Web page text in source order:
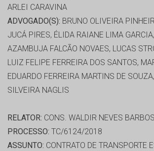
ARLEI CARAVINA
ADVOGADO(S): BRUNO OLIVEIRA
JUCÁ PIRES, ÉLIDA RAIANE LIMA
AZAMBUJA FALCÃO NOVAES, LUCAS
LUIZ FELIPE FERREIRA DOS SANTOS,
EDUARDO FERREIRA MARTINS DE
SILVEIRA NAGLIS
RELATOR: CONS. WALDIR NEVES
PROCESSO: TC/6124/2018
ASSUNTO: CONTRATO DE TRANSPORTE